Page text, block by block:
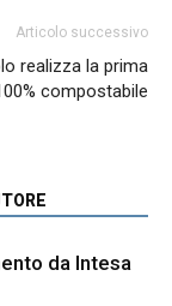
Articolo successivo
realizza la prima
compostabile
da Intesa